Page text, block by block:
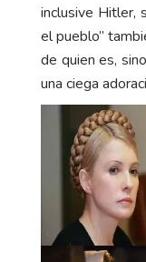
inclusive Hitler,
el pueblo”
de quien es,
una ciega